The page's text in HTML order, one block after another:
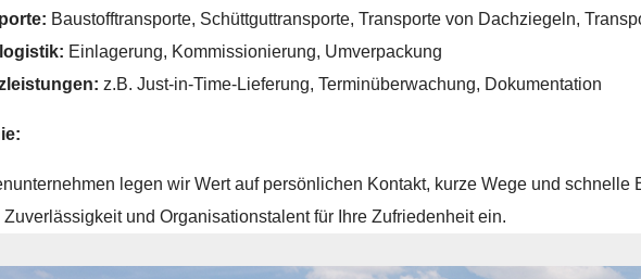
Baustofftransporte, Schüttguttransporte, Transporte von Dachziegeln,
Einlagerung, Kommissionierung, Umverpackung
z.B. Just-in-Time-Lieferung, Terminüberwachung, Dokumentation
legen wir Wert auf persönlichen Kontakt, kurze Wege und schnelle
Zuverlässigkeit und Organisationstalent für Ihre Zufriedenheit ein.